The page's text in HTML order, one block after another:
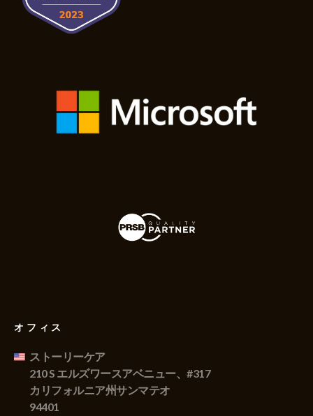
オフィス
ストーリーケア
210 S エルズワースアベニュー、#317
カリフォルニア州サンマテオ
94401